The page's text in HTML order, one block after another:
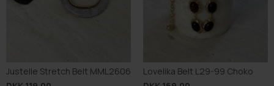
Justelle Stretch Belt MML2606
Lovelika Belt L29-99 Choko